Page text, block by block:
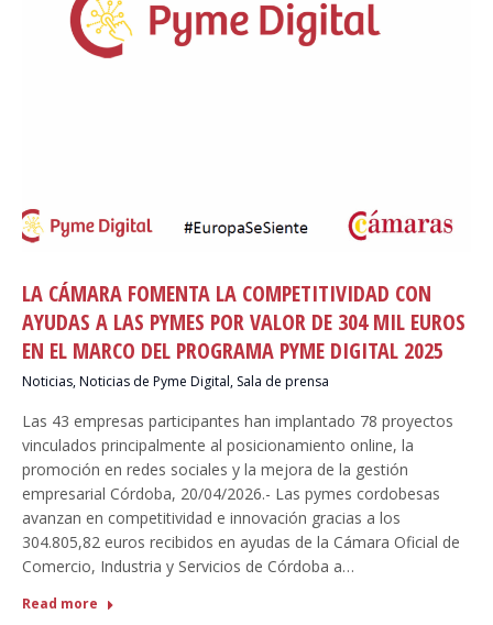
LA CÁMARA FOMENTA LA COMPETITIVIDAD CON
AYUDAS A LAS PYMES POR VALOR DE 304 MIL EUROS
EN EL MARCO DEL PROGRAMA PYME DIGITAL 2025
Noticias,Noticias de Pyme Digital, Sala de prensa
Las 43 empresas participantes han implantado 78 proyectos
vinculados principalmente al posicionamiento online, la
promoción en redes sociales y la mejora de la gestión
empresarial Córdoba, 20/04/2026.- Las pymes cordobesas
avanzan en competitividad e innovación gracias a los
304.805,82 euros recibidos en ayudas de la Cámara Oficial de
Comercio, Industria y Servicios de Córdoba a…
Read more